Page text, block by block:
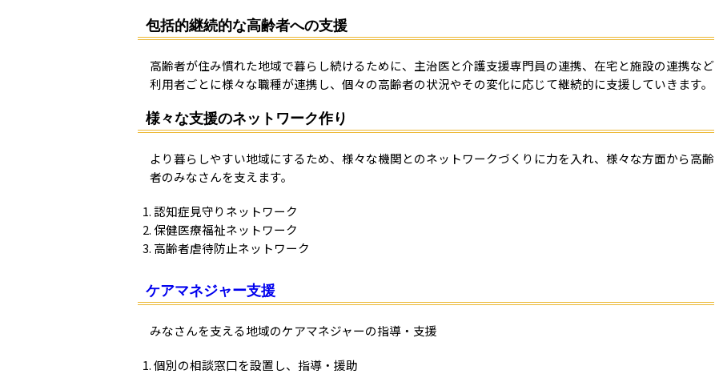
包括的継続的な高齢者への支援
高齢者が住み慣れた地域で暮らし続けるために、主治医と介護支援専門員の連携、在宅と施設の連携など
利用者ごとに様々な職種が連携し、個々の高齢者の状況やその変化に応じて継続的に支援していきます。
様々な支援のネットワーク作り
より暮らしやすい地域にするため、様々な機関とのネットワークづくりに力を入れ、様々な方面から高齢
者のみなさんを支えます。
認知症見守りネットワーク
保健医療福祉ネットワーク
高齢者虐待防止ネットワーク
ケアマネジャー支援
みなさんを支える地域のケアマネジャーの指導・支援
個別の相談窓口を設置し、指導・援助